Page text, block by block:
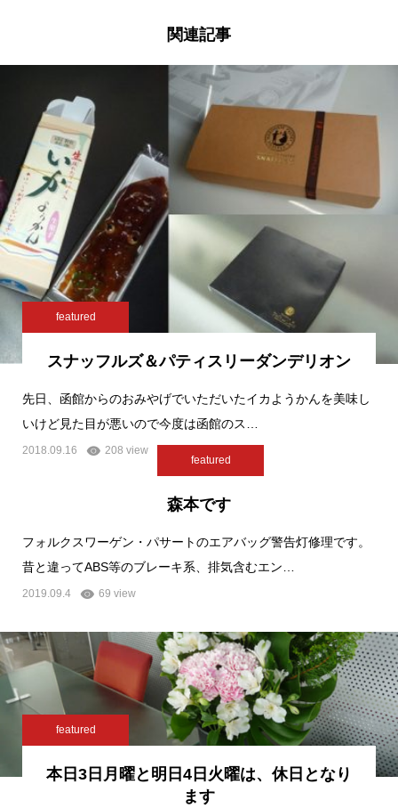
関連記事
featured
スナッフルズ＆パティスリーダンデリオン
先日、函館からのおみやげでいただいたイカようかんを美味し
いけど見た目が悪いので今度は函館のス…
2018.09.16 208 view
featured
森本です
フォルクスワーゲン・パサートのエアバッグ警告灯修理です。
昔と違ってABS等のブレーキ系、排気含むエン…
2019.09.4 69 view
featured
本日3日月曜と明日4日火曜は、休日となり
ます